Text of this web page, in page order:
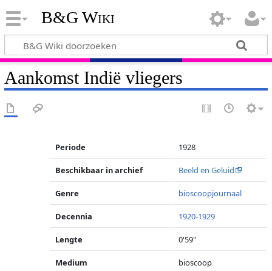
B&G Wiki
Aankomst Indië vliegers
Periode 1928
Beschikbaar in archief Beeld en Geluid
Genre bioscoopjournaal
Decennia 1920-1929
Lengte 0'59"
Medium bioscoop